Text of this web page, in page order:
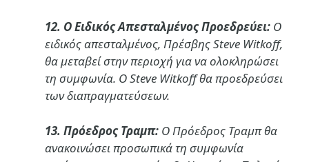
12. Ο Ειδικός Απεσταλμένος Προεδρεύει: Ο
ειδικός απεσταλμένος, Πρέσβης Steve Witkoff,
θα μεταβεί στην περιοχή για να ολοκληρώσει
τη συμφωνία. Ο Steve Witkoff θα προεδρεύσει
των διαπραγματεύσεων.
13. Πρόεδρος Τραμπ: Ο Πρόεδρος Τραμπ θα
ανακοινώσει προσωπικά τη συμφωνία